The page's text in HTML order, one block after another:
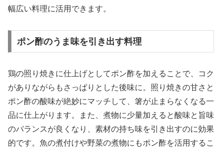
幅広い料理に活用できます。
ポン酢のうま味を引き出す料理
鶏の照り焼きに仕上げとしてポン酢を加えることで、コク
がありながらもさっぱりとした後味に。照り焼きの甘さと
ポン酢の酸味が絶妙にマッチして、箸が止まらなくなる一
品に仕上がります。また、煮物に少量加えると酸味と旨味
のバランスが良くなり、素材の持ち味を引き出すのに効果
的です。魚の煮付けや野菜の煮物にもポン酢を活用するこ